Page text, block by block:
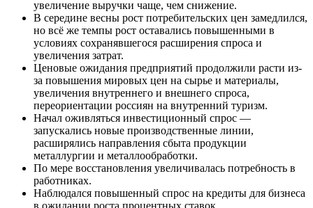
увеличение выручки чаще, чем снижение.
В середине весны рост потребительских цен замедлился,
но всё же темпы рост оставались повышенными в
условиях сохранявшегося расширения спроса и
увеличения затрат.
Ценовые ожидания предприятий продолжили расти из-
за повышения мировых цен на сырье и материалы,
увеличения внутреннего и внешнего спроса,
переориентации россиян на внутренний туризм.
Начал оживляться инвестиционный спрос —
запускались новые производственные линии,
расширялись направления сбыта продукции
металлургии и металлообработки.
По мере восстановления увеличивалась потребность в
работниках.
Наблюдался повышенный спрос на кредиты для бизнеса
в ожидании роста процентных ставок.